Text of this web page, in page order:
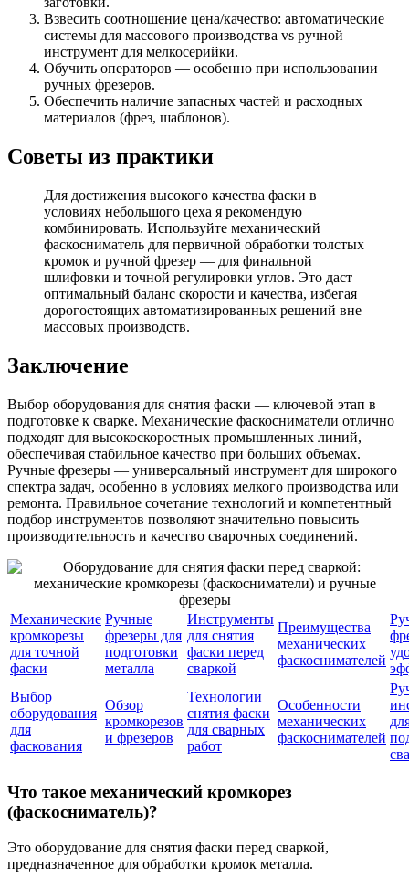
Взвесить соотношение цена/качество: автоматические
системы для массового производства vs ручной
инструмент для мелкосерийки.
Обучить операторов — особенно при использовании
ручных фрезеров.
Обеспечить наличие запасных частей и расходных
материалов (фрез, шаблонов).
Советы из практики
Для достижения высокого качества фаски в
условиях небольшого цеха я рекомендую
комбинировать. Используйте механический
фаскосниматель для первичной обработки толстых
кромок и ручной фрезер — для финальной
шлифовки и точной регулировки углов. Это даст
оптимальный баланс скорости и качества, избегая
дорогостоящих автоматизированных решений вне
массовых производств.
Заключение
Выбор оборудования для снятия фаски — ключевой этап в
подготовке к сварке. Механические фаскосниматели отлично
подходят для высокоскоростных промышленных линий,
обеспечивая стабильное качество при больших объемах.
Ручные фрезеры — универсальный инструмент для широкого
спектра задач, особенно в условиях мелкого производства или
ремонта. Правильное сочетание технологий и компетентный
подбор инструментов позволяют значительно повысить
производительность и качество сварочных соединений.
Механические
кромкорезы
для точной
фаски
Ручные
фрезеры для
подготовки
металла
Инструменты
для снятия
фаски перед
сваркой
Преимущества
механических
фаскоснимателей
Выбор
оборудования
для
фаскования
Обзор
кромкорезов
и фрезеров
Технологии
снятия фаски
для сварных
работ
Особенности
механических
фаскоснимателей
Что такое механический кромкорез
(фаскосниматель)?
Это оборудование для снятия фаски перед сваркой,
предназначенное для обработки кромок металла.